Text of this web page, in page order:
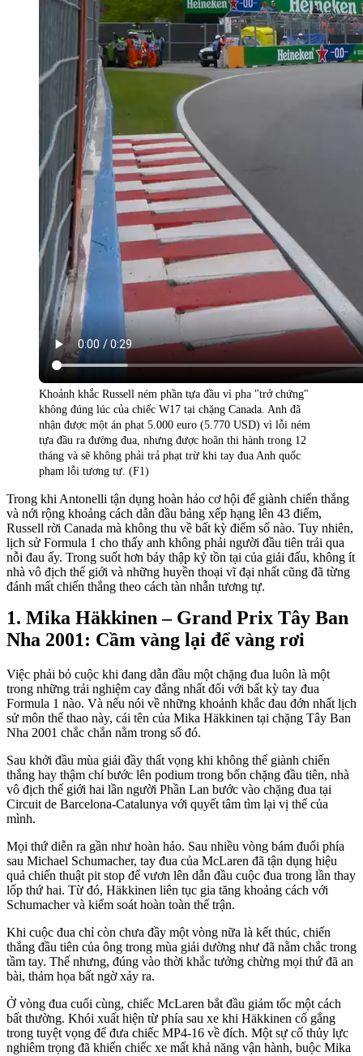
Khoảnh khắc Russell ném phần tựa đầu vì pha "trở chứng"
không đúng lúc của chiếc W17 tại chặng Canada. Anh đã
nhận được một án phạt 5.000 euro (5.770 USD) vì lỗi ném
tựa đầu ra đường đua, nhưng được hoãn thi hành trong 12
tháng và sẽ không phải trả phạt trừ khi tay đua Anh quốc
phạm lỗi tương tự. (F1)
Trong khi Antonelli tận dụng hoàn hảo cơ hội để giành chiến thắng
và nới rộng khoảng cách dẫn đầu bảng xếp hạng lên 43 điểm,
Russell rời Canada mà không thu về bất kỳ điểm số nào. Tuy nhiên,
lịch sử Formula 1 cho thấy anh không phải người đầu tiên trải qua
nỗi đau ấy. Trong suốt hơn bảy thập kỷ tồn tại của giải đấu, không ít
nhà vô địch thế giới và những huyền thoại vĩ đại nhất cũng đã từng
đánh mất chiến thắng theo cách tàn nhẫn tương tự.
Mika Häkkinen – Grand Prix Tây Ban
Nha 2001: Cầm vàng lại để vàng rơi
Việc phải bỏ cuộc khi đang dẫn đầu một chặng đua luôn là một
trong những trải nghiệm cay đắng nhất đối với bất kỳ tay đua
Formula 1 nào. Và nếu nói về những khoảnh khắc đau đớn nhất lịch
sử môn thể thao này, cái tên của Mika Häkkinen tại chặng Tây Ban
Nha 2001 chắc chắn nằm trong số đó.
Sau khởi đầu mùa giải đầy thất vọng khi không thể giành chiến
thắng hay thậm chí bước lên podium trong bốn chặng đầu tiên, nhà
vô địch thế giới hai lần người Phần Lan bước vào chặng đua tại
Circuit de Barcelona-Catalunya với quyết tâm tìm lại vị thế của
mình.
Mọi thứ diễn ra gần như hoàn hảo. Sau nhiều vòng bám đuổi phía
sau Michael Schumacher, tay đua của McLaren đã tận dụng hiệu
quả chiến thuật pit stop để vươn lên dẫn đầu cuộc đua trong lần thay
lốp thứ hai. Từ đó, Häkkinen liên tục gia tăng khoảng cách với
Schumacher và kiểm soát hoàn toàn thế trận.
Khi cuộc đua chỉ còn chưa đầy một vòng nữa là kết thúc, chiến
thắng đầu tiên của ông trong mùa giải dường như đã nằm chắc trong
tầm tay. Thế nhưng, đúng vào thời khắc tưởng chừng mọi thứ đã an
bài, thảm họa bất ngờ xảy ra.
Ở vòng đua cuối cùng, chiếc McLaren bắt đầu giảm tốc một cách
bất thường. Khói xuất hiện từ phía sau xe khi Häkkinen cố gắng
trong tuyệt vọng để đưa chiếc MP4-16 về đích. Một sự cố thủy lực
nghiêm trọng đã khiến chiếc xe mất khả năng vận hành, buộc Mika